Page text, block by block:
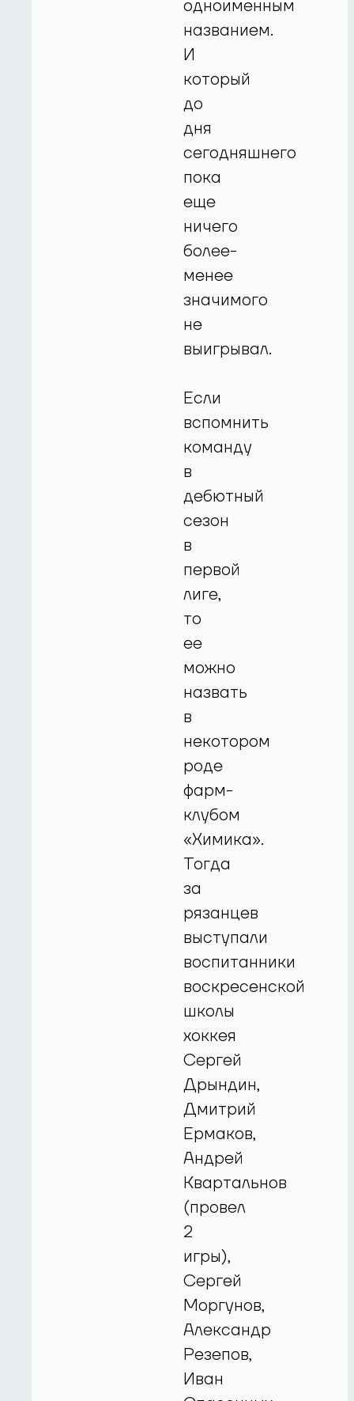
одноименным
названием.
И
который
до
дня
сегодняшнего
пока
еще
ничего
более-
менее
значимого
не
выигрывал.
Если
вспомнить
команду
в
дебютный
сезон
в
первой
лиге,
то
ее
можно
назвать
в
некотором
роде
фарм-
клубом
«Химика».
Тогда
за
рязанцев
выступали
воспитанники
воскресенской
школы
хоккея
Сергей
Дрындин,
Дмитрий
Ермаков,
Андрей
Квартальнов
(провел
2
игры),
Сергей
Моргунов,
Александр
Резепов,
Иван